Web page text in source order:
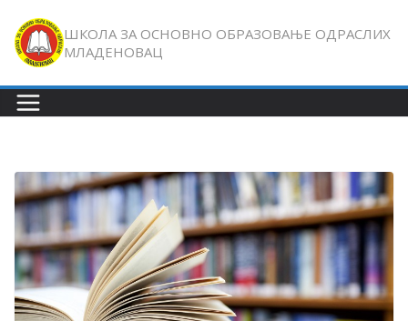
content
ШКОЛА ЗА ОСНОВНО ОБРАЗОВАЊЕ ОДРАСЛИХ
МЛАДЕНОВАЦ